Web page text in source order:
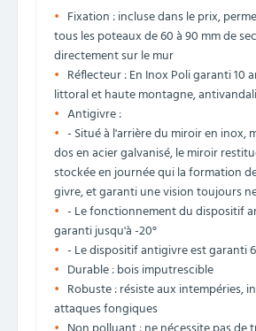
Fixation : incluse dans le prix,
tous les poteaux de 60 à 90 mm de
directement sur le mur
Réflecteur : En Inox Poli garanti 10
littoral et haute montagne,
Antigivre :
- Situé à l'arrière du miroir en inox,
dos en acier galvanisé, le miroir
stockée en journée qui la formation
givre, et garanti une vision toujours
- Le fonctionnement du dispositif
garanti jusqu'à -20°
- Le dispositif antigivre est garanti
Durable : bois imputrescible
Robuste : résiste aux intempéries,
attaques fongiques